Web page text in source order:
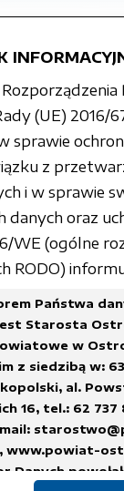
(UE) 2016/
sprawie
z
i w sprawie
danych oraz
WE (ogólne
RODO)
Państwa
Starosta
w
z siedzibą w:
al.
16, tel.: 62 737
www.powiat-
Danych
Grupy
II
II
2019-06-28